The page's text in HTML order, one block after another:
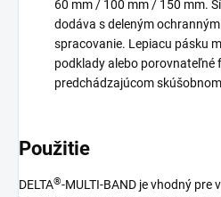
60 mm / 100 mm / 150 mm.
dodáva s deleným
spracovanie. Lepiacu pásku
podklady alebo porovnateľné
predchádzajúcom
Použitie
DELTA®-MULTI-BAND je vhodný